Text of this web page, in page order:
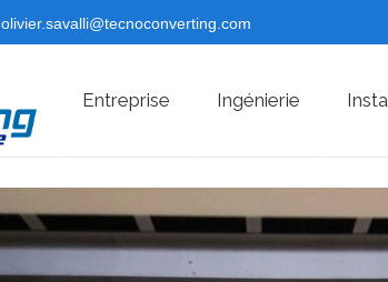
olivier.savalli@tecnoconverting.com
Entreprise Ingénierie